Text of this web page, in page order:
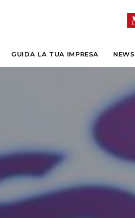
GUIDA LA TUA IMPRESA NEWS